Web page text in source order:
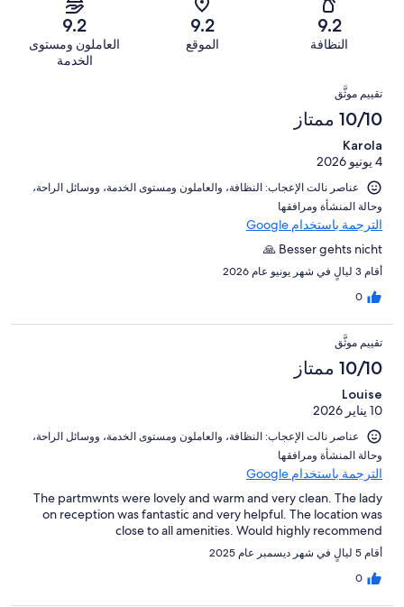
تقييمات
النزلاء
من
تقييمات
النزلاء
من
أصل
67
من
تقييمات
النزلاء
9.2
النظافة
9.2
الموقع
9.2
العاملون ومستوى
الخدمة
التقييمات
تقييم موثَّق
10/10 ممتاز
Karola
4 يونيو 2026
عناصر نالت الإعجاب: ⁦النظافة⁩، و⁦العاملون ومستوى الخدمة⁩، و⁦وسائل الراحة⁩،
و⁦حالة المنشأة ومرافقها⁩
الترجمة باستخدام Google
Besser gehts nicht 🙏
أقام 3 ليالٍ في شهر يونيو عام 2026
0
تقييم موثَّق
10/10 ممتاز
Louise
10 يناير 2026
عناصر نالت الإعجاب: ⁦النظافة⁩، و⁦العاملون ومستوى الخدمة⁩، و⁦وسائل الراحة⁩،
و⁦حالة المنشأة ومرافقها⁩
الترجمة باستخدام Google
The partmwnts were lovely and warm and very clean. The lady
on reception was fantastic and very helpful. The location was
close to all amenities. Would highly recommend
أقام 5 ليالٍ في شهر ديسمبر عام 2025
0